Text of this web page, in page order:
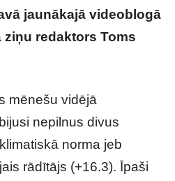
jaunākajā videoblogā
ziņu redaktors Toms
mēnešu vidējā
nepilnus divus
norma jeb
rādītājs (+16.3). Īpaši